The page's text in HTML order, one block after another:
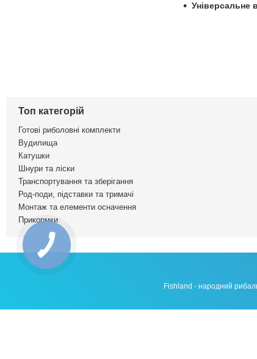
Універсальне
Топ категорій
Готові риболовні комплекти
Вудилища
Катушки
Шнури та ліски
Транспортування та зберігання
Род-поди, підставки та тримачі
Монтаж та елементи осначення
Прикормки